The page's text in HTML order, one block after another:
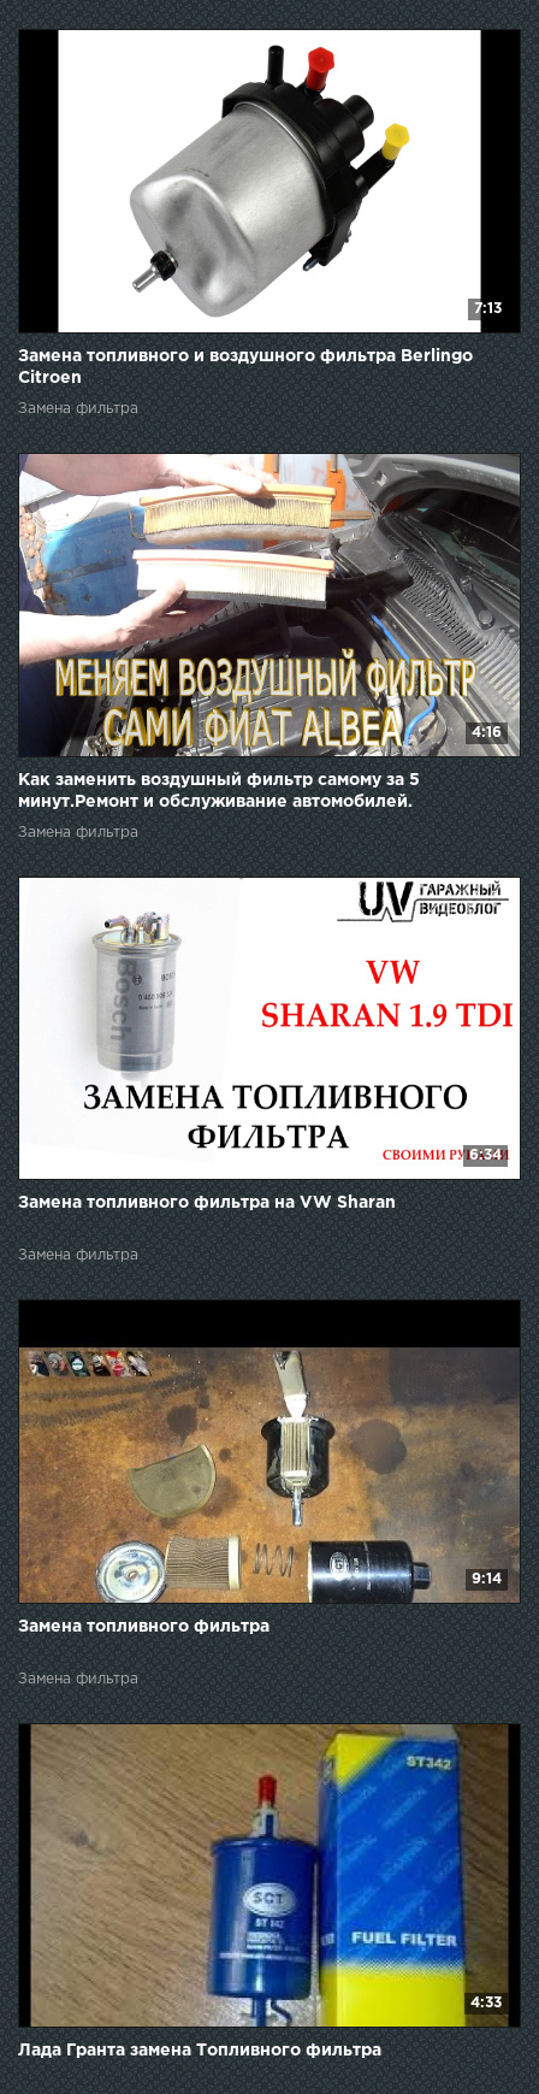
7:13
Замена топливного и воздушного фильтра Berlingo
Citroen
Замена фильтра
4:16
Как заменить воздушный фильтр самому за 5
минут.Ремонт и обслуживание автомобилей.
Замена фильтра
6:34
Замена топливного фильтра на VW Sharan
Замена фильтра
9:14
Замена топливного фильтра
Замена фильтра
4:33
Лада Гранта замена Топливного фильтра